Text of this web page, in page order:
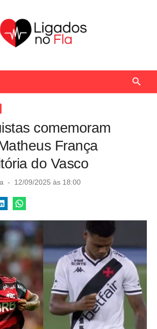
comemoram
França
do Vasco
P
s
t
o
n
12/09/2025 às 18:00